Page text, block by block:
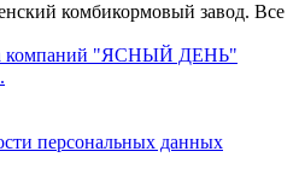
комбикормовый завод. Все
компаний "ЯСНЫЙ ДЕНЬ"
персональных данных